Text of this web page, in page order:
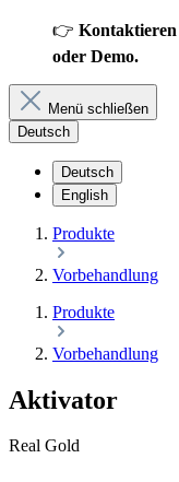
👉
oder Demo.
Menü schließen
Deutsch
Deutsch
English
Produkte
Vorbehandlung
Produkte
Vorbehandlung
Aktivator
Real Gold